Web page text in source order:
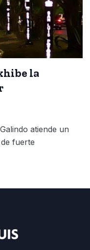
la
atiende un
fuerte